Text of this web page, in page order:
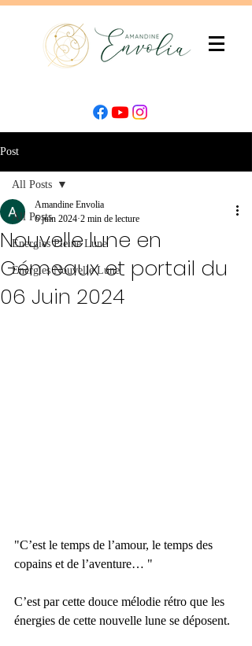
Post
All Posts
Energies Pleine Lune
Energies Nouvelle Lune
All Posts
Nouvelle lune en
Gémeaux et portail du
06 Juin 2024
Amandine Envolia
6 juin 2024 2 min de lecture
"C’est le temps de l’amour, le temps des
copains et de l’aventure… "
C’est par cette douce mélodie rétro que les
énergies de cette nouvelle lune se déposent.